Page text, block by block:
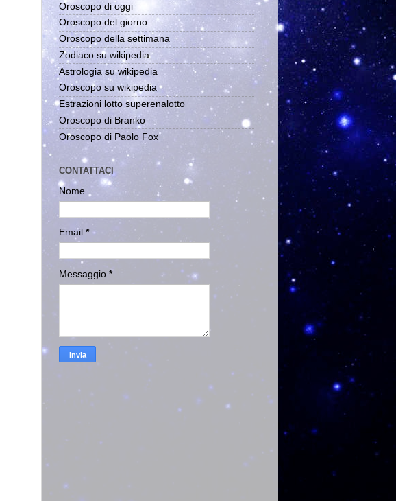
Oroscopo di oggi
Oroscopo del giorno
Oroscopo della settimana
Zodiaco su wikipedia
Astrologia su wikipedia
Oroscopo su wikipedia
Estrazioni lotto superenalotto
Oroscopo di Branko
Oroscopo di Paolo Fox
CONTATTACI
Nome
Email *
Messaggio *